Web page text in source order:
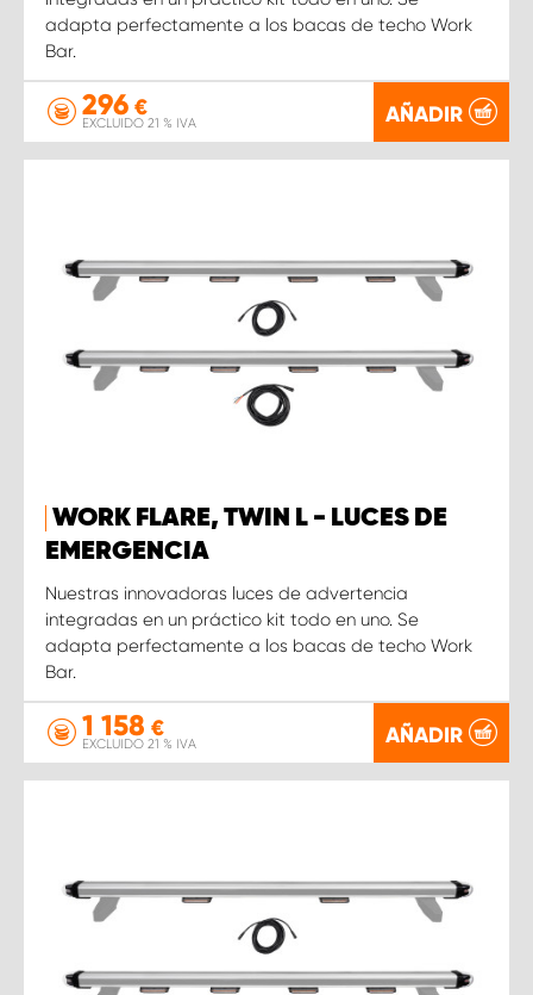
adapta perfectamente a los bacas de techo Work
Bar.
296 €
EXCLUIDO 21 % IVA AÑADIR
WORK FLARE, TWIN L - LUCES DE
EMERGENCIA
Nuestras innovadoras luces de advertencia
integradas en un práctico kit todo en uno. Se
adapta perfectamente a los bacas de techo Work
Bar.
1 158 €
EXCLUIDO 21 % IVA AÑADIR